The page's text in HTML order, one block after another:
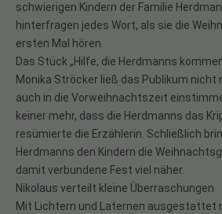
schwierigen Kindern der Familie
hinterfragen jedes Wort, als sie die
ersten Mal hören.
Das Stück „Hilfe, die Herdmanns
Monika Ströcker ließ das Publikum nicht
auch in die Vorweihnachtszeit
keiner mehr, dass die Herdmanns das
resümierte die Erzählerin. Schließlich
Herdmanns den Kindern die
damit verbundene Fest viel näher.
Nikolaus verteilt kleine Überraschungen
Mit Lichtern und Laternen ausgestattet